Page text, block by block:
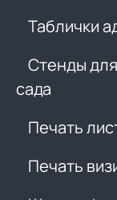
Таблички
Стенды
сада
Печать
Печать